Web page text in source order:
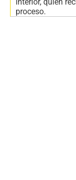
proceso.